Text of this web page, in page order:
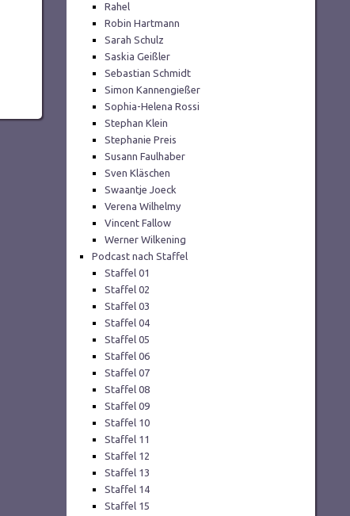
Rahel
Robin Hartmann
Sarah Schulz
Saskia Geißler
Sebastian Schmidt
Simon Kannengießer
Sophia-Helena Rossi
Stephan Klein
Stephanie Preis
Susann Faulhaber
Sven Kläschen
Swaantje Joeck
Verena Wilhelmy
Vincent Fallow
Werner Wilkening
Podcast nach Staffel
Staffel 01
Staffel 02
Staffel 03
Staffel 04
Staffel 05
Staffel 06
Staffel 07
Staffel 08
Staffel 09
Staffel 10
Staffel 11
Staffel 12
Staffel 13
Staffel 14
Staffel 15